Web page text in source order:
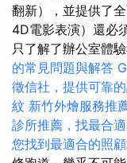
翻新），並提供了
4D電影表演）還必
只了解了辦公室體
的常見問題與解答
徵信社，提供可靠
紋 新竹外燴服務推
診所推薦，找最合
您找到最適合的照